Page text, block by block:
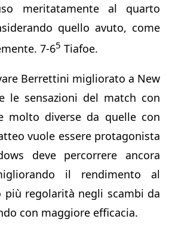
meritatamente al quarto
quello avuto, come
7-65 Tiafoe.
Berrettini migliorato a New
le sensazioni del match con
molto diverse da quelle con
vuole essere protagonista
deve percorrere ancora
il rendimento al
più regolarità negli scambi da
con maggiore efficacia.